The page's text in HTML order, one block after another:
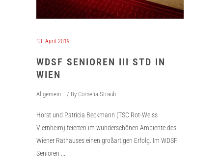
13. April 2019
WDSF SENIOREN III STD IN
WIEN
Allgemein By Cornelia Straub
Horst und Patricia Beckmann (TSC Rot-Weiss
Viernheim) feierten im wunderschönen Ambiente des
Wiener Rathauses einen großartigen Erfolg. Im WDSF
Senioren